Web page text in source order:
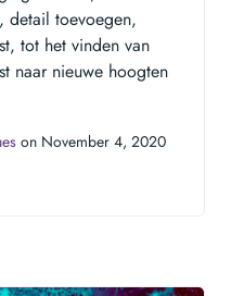
detail toevoegen,
tot het vinden van
naar nieuwe hoogten
on November 4, 2020